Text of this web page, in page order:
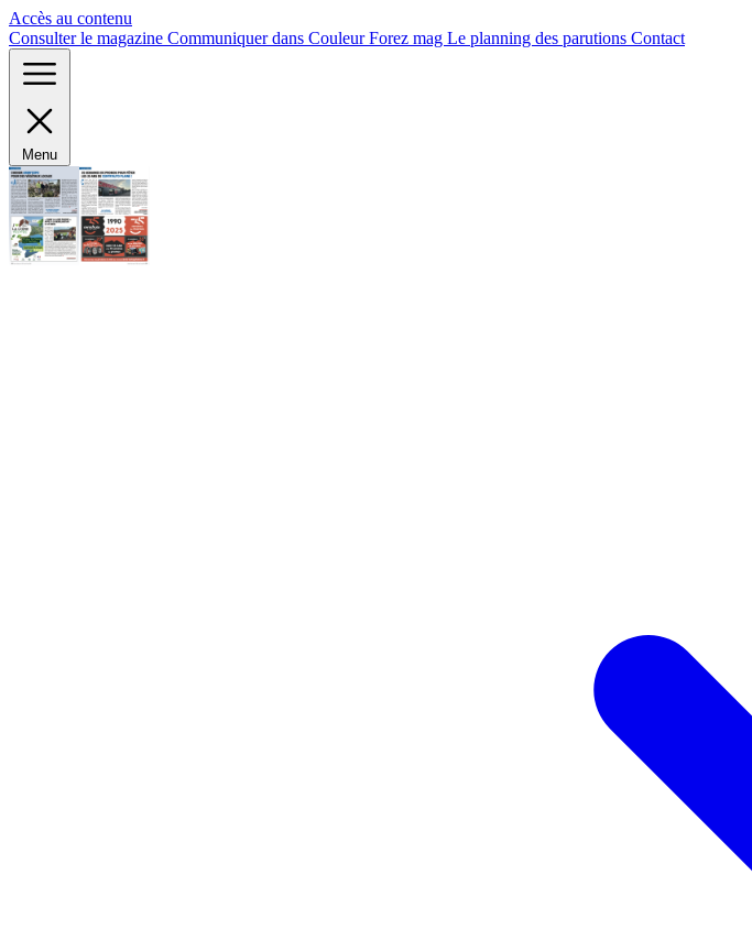
Accès au contenu
Consulter le magazine Communiquer dans Couleur Forez mag Le planning des parutions Contact
Menu
Panneau de gestion des cookies